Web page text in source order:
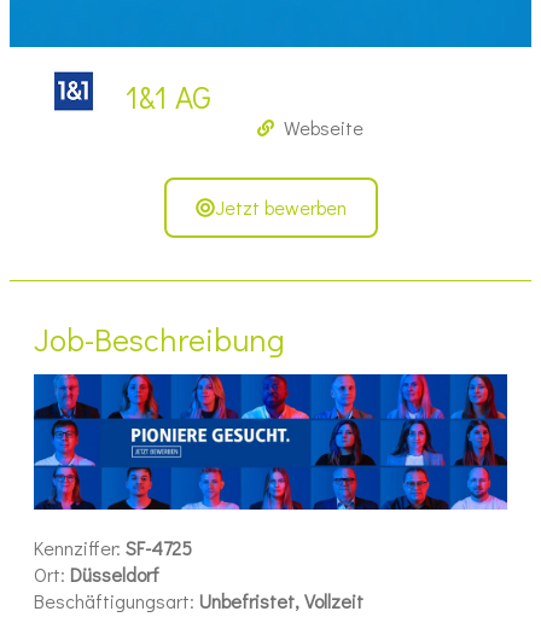
1&1 AG
Webseite
Jetzt bewerben
Job-Beschreibung
Kennziffer: SF-4725
Ort: Düsseldorf
Beschäftigungsart: Unbefristet, Vollzeit